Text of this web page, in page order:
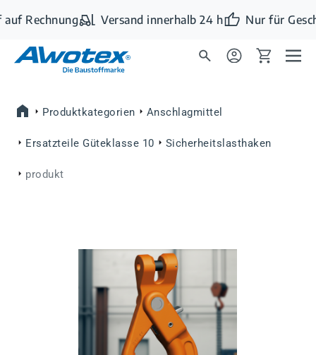
Zum Hauptinhalt springen
Rechnung Versand innerhalb 24 h Nur für
Produktkategorien Anschlagmittel
Ersatzteile Güteklasse 10 Sicherheitslasthaken
produkt
Bildergalerie überspringen